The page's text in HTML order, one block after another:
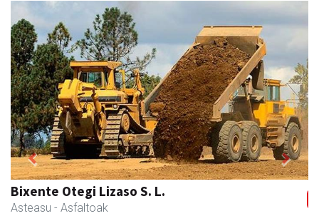
Bixente Otegi Lizaso S. L.
Asteasu - Asfaltoak
Previous Next